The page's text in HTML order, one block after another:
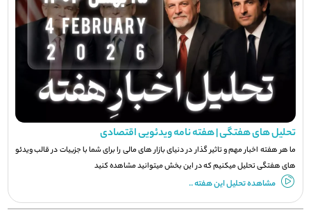
تحلیل های هفتگی | هفته نامه ویدئویی اقتصادی
ما هر هفته اخبار مهم و تاثیر گذار در دنیای بازار های مالی را برای شما با جزيیات در قالب ویدئو
های هفتگی تحلیل میکنیم که در این بخش میتوانید مشاهده کنید
مشاهده تحلیل این هفته ..